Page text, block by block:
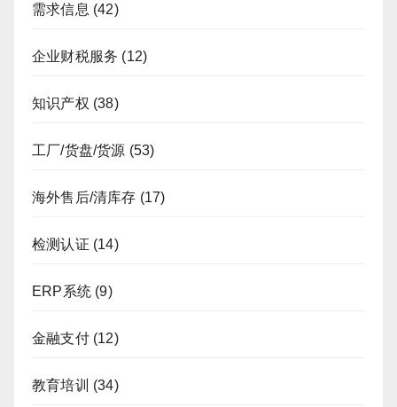
需求信息 (42)
企业财税服务 (12)
知识产权 (38)
工厂/货盘/货源 (53)
海外售后/清库存 (17)
检测认证 (14)
ERP系统 (9)
金融支付(12)
教育培训 (34)